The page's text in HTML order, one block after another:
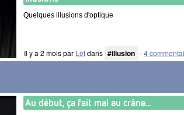
Quelques illusions d'optique
Il y a 2 mois par Letdans #illusion -4
Au début, ça fait mal au crâne...